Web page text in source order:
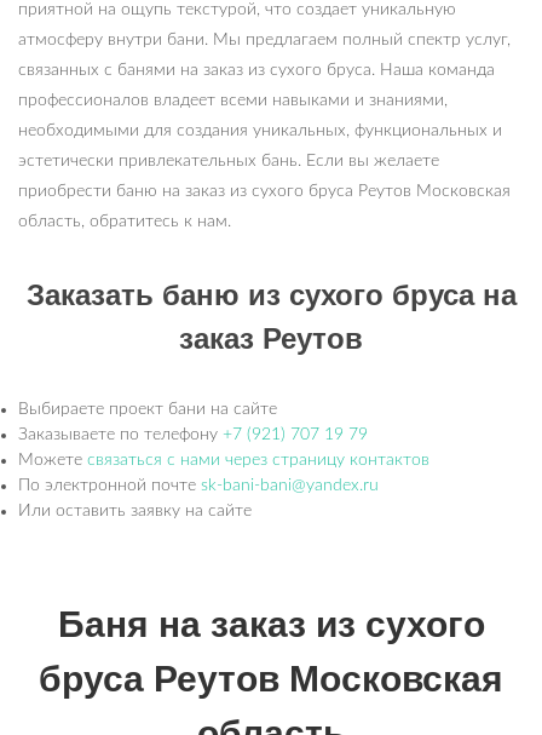
приятной на ощупь текстурой, что создает уникальную
атмосферу внутри бани. Мы предлагаем полный спектр услуг,
связанных с банями на заказ из сухого бруса. Наша команда
профессионалов владеет всеми навыками и знаниями,
необходимыми для создания уникальных, функциональных и
эстетически привлекательных бань. Если вы желаете
приобрести баню на заказ из сухого бруса Реутов Московская
область, обратитесь к нам.
Заказать баню из сухого бруса на
заказ Реутов
Выбираете проект бани на сайте
Заказываете по телефону +7 (921) 707 19 79
Можете связаться с нами через страницу контактов
По электронной почте sk-bani-bani@yandex.ru
Или оставить заявку на сайте
Баня на заказ из сухого
бруса Реутов Московская